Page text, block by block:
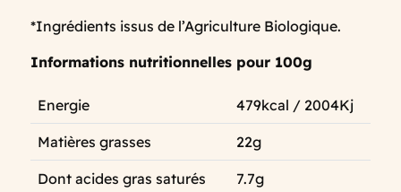
*Ingrédients issus de l’Agriculture Biologique.
Informations nutritionnelles pour 100g
Energie 479kcal / 2004Kj
Matières grasses 22g
Dont acides gras saturés 7.7g